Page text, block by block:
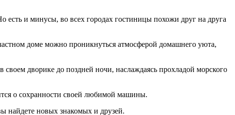
есть и минусы, во всех городах гостиницы похожи друг на друга
доме можно проникнуться атмосферой домашнего уюта,
дворике до поздней ночи, наслаждаясь прохладой морского
о сохранности своей любимой машины.
найдете новых знакомых и друзей.